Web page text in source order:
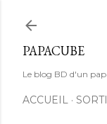
PAPACUBE
Le blog BD d'un
ACCUEIL